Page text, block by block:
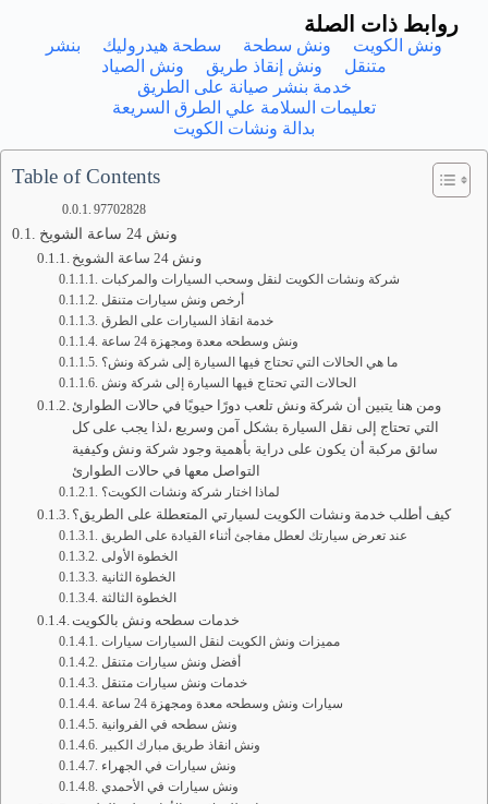
روابط ذات الصلة
ونش الكويت ونش سطحة سطحة هيدروليك
بنشر
متنقل
ونش إنقاذ طريق
ونش الصياد
خدمة بنشر صيانة على الطريق
تعليمات السلامة علي الطرق السريعة
بدالة ونشات الكويت
Table of Contents
97702828
ونش 24 ساعة الشويخ
ونش 24 ساعة الشويخ
شركة ونشات الكويت لنقل وسحب السيارات والمركبات
أرخص ونش سيارات متنقل
خدمة انقاذ السيارات على الطرق
ونش وسطحه معدة ومجهزة 24 ساعة
ما هي الحالات التي تحتاج فيها السيارة إلى شركة ونش؟
الحالات التي تحتاج فيها السيارة إلى شركة ونش
ومن هنا يتبين أن شركة ونش تلعب دورًا حيويًا في حالات الطوارئ
التي تحتاج إلى نقل السيارة بشكل آمن وسريع ،لذا يجب على كل
سائق مركبة أن يكون على دراية بأهمية وجود شركة ونش وكيفية
التواصل معها في حالات الطوارئ
لماذا اختار شركة ونشات الكويت؟
كيف أطلب خدمة ونشات الكويت لسيارتي المتعطلة على الطريق؟
عند تعرض سيارتك لعطل مفاجئ أثناء القيادة على الطريق
الخطوة الأولى
الخطوة الثانية
الخطوة الثالثة
خدمات سطحه ونش بالكويت
مميزات ونش الكويت لنقل السيارات سيارات
أفضل ونش سيارات متنقل
خدمات ونش سيارات متنقل
سيارات ونش وسطحه معدة ومجهزة 24 ساعة
ونش سطحه في الفروانية
ونش انقاذ طريق مبارك الكبير
ونش سيارات في الجهراء
ونش سيارات في الأحمدي